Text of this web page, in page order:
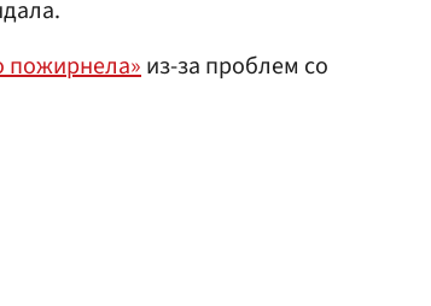
пожирнела»из-за проблем со